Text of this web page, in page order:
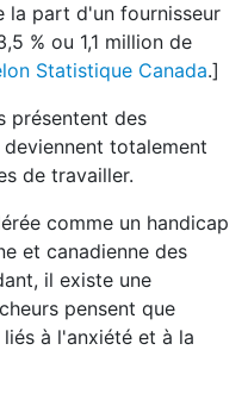
la part d'un fournisseur
% ou 1,1 million de
Statistique Canada.]
présentent des
totalement
de travailler.
comme un handicap
et canadienne des
il existe une
pensent que
à l'anxiété et à la